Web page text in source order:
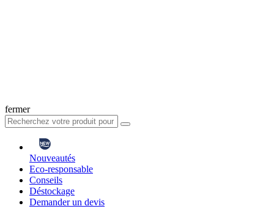
fermer
Nouveautés
Eco-responsable
Conseils
Déstockage
Demander un devis